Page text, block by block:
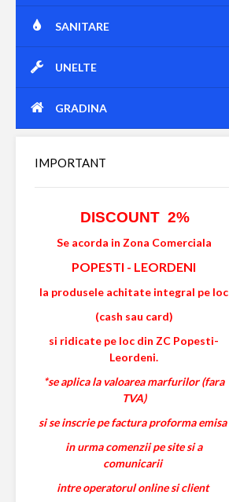
SANITARE
UNELTE
GRADINA
IMPORTANT
DISCOUNT 2%
Se acorda in Zona Comerciala
POPESTI - LEORDENI
la produsele achitate integral pe loc
(cash sau card)
si ridicate pe loc din ZC Popesti-
Leordeni.
*se aplica la valoarea marfurilor (fara
TVA)
si se inscrie pe factura proforma emisa
in urma comenzii pe site si a
comunicarii
intre operatorul online si client